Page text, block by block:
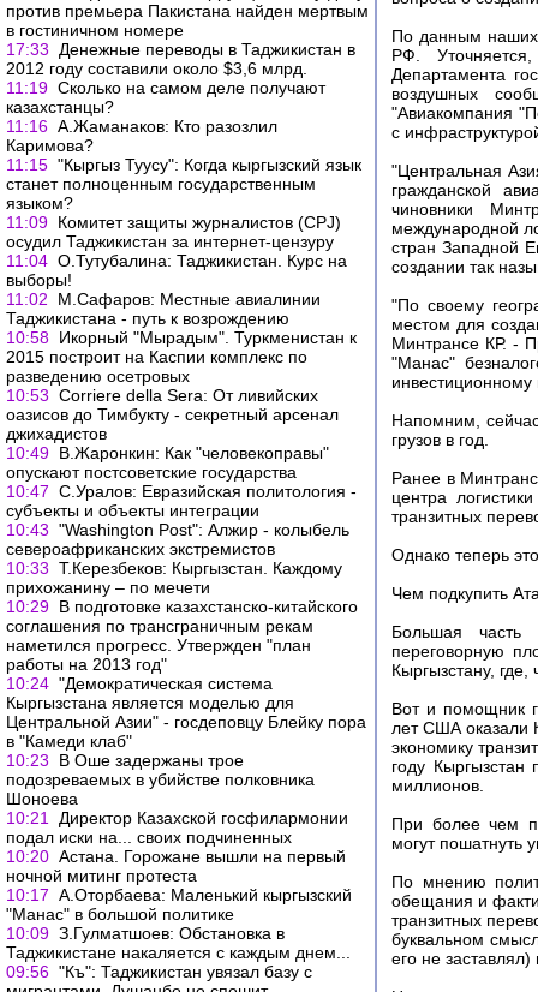
против премьера Пакистана найден мертвым
в гостиничном номере
17:33
Денежные переводы в Таджикистан в
2012 году составили около $3,6 млрд.
11:19 Сколько на самом деле получают
казахстанцы?
11:16 А.Жаманаков: Кто разозлил
Каримова?
11:15 "Кыргыз Туусу": Когда кыргызский язык
станет полноценным государственным
языком?
11:09 Комитет защиты журналистов (CPJ)
осудил Таджикистан за интернет-цензуру
11:04 О.Тутубалина: Таджикистан. Курс на
выборы!
11:02
М.Сафаров: Местные авиалинии
Таджикистана - путь к возрождению
10:58 Икорный "Мырадым". Туркменистан к
2015 построит на Каспии комплекс по
разведению осетровых
10:53 Corriere della Sera: От ливийских
оазисов до Тимбукту - секретный арсенал
джихадистов
10:49 В.Жаронкин: Как "человекоправы"
опускают постсоветские государства
10:47 С.Уралов: Евразийская политология -
субъекты и объекты интеграции
10:43 "Washington Post": Алжир - колыбель
североафриканских экстремистов
10:33 Т.Керезбеков: Кыргызстан. Каждому
прихожанину – по мечети
10:29 В подготовке казахстанско-китайского
соглашения по трансграничным рекам
наметился прогресс. Утвержден "план
работы на 2013 год"
10:24 "Демократическая система
Кыргызстана является моделью для
Центральной Азии" - госдеповцу Блейку пора
в "Камеди клаб"
10:23
В Оше задержаны трое
подозреваемых в убийстве полковника
Шоноева
10:21
Директор Казахской госфилармонии
подал иски на... своих подчиненных
10:20 Астана. Горожане вышли на первый
ночной митинг протеста
10:17 А.Оторбаева: Маленький кыргызский
"Манас" в большой политике
10:09 З.Гулматшоев: Обстановка в
Таджикистане накаляется с каждым днем...
09:56 "Къ": Таджикистан увязал базу с
По данным наших
РФ.
Департамента
воздушных
"Авиакомпания
с
"Центральная
гражданской
чиновники
международной
стран Западной
создании так
"По своему
местом для
Минтрансе КР. -
"Манас"
инвестиционному
Напомним,
грузов в год.
Ранее в
центра
транзитных
Однако теперь
Чем подкупить
Большая часть
переговорную
Кыргызстану,
Вот и помощник
лет США оказали
экономику
году
миллионов.
При более чем
могут пошатнуть
По мнению
обещания и
транзитных
буквальном
его не